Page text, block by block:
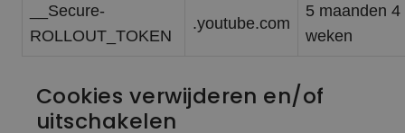
__Secure-
ROLLOUT_TOKEN
.youtube.com
5 maanden 4
weken
Cookies verwijderen en/of
uitschakelen